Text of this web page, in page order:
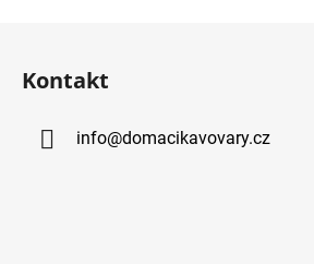
Kontakt
info@domacikavovary.cz